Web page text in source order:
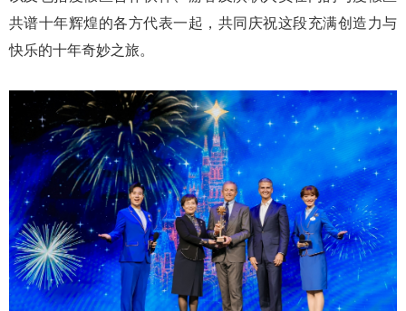
共谱十年辉煌的各方代表一起，共同庆祝这段充满创造力与
快乐的十年奇妙之旅。